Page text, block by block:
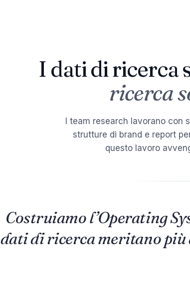
I dati di ricerca
ricerca
I team research lavorano
strutture di brand e report
questo lavoro
Costruiamo l’Operating
dati di ricerca meritano